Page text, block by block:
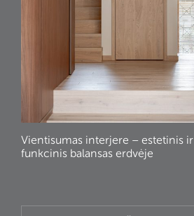
Vientisumas interjere – estetinis ir
funkcinis balansas erdvėje